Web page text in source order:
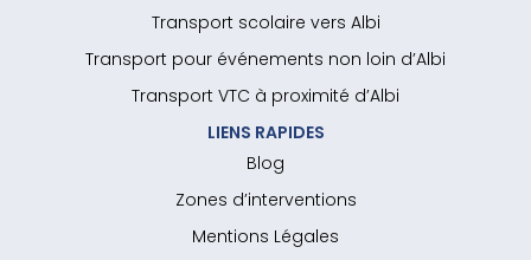
Transport scolaire vers Albi
Transport pour événements non loin d’Albi
Transport VTC à proximité d’Albi
LIENS RAPIDES
Blog
Zones d’interventions
Mentions Légales